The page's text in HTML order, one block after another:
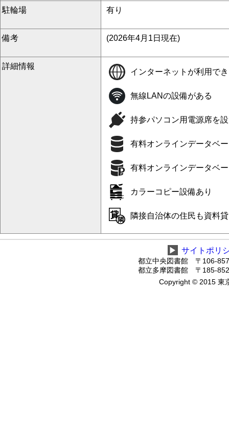
駐輪場 有り
備考 (2026年4月1日現在)
詳細情報
インターネットが利用で
無線LANの設備がある
持参パソコン用電源席を
有料オンラインデータベ
有料オンラインデータベ
カラーコピー設備あり
隣接自治体の住民も資料
▶ サイトポリ
都立中央図書館 〒106-
都立多摩図書館 〒185-
Copyright © 2015 東